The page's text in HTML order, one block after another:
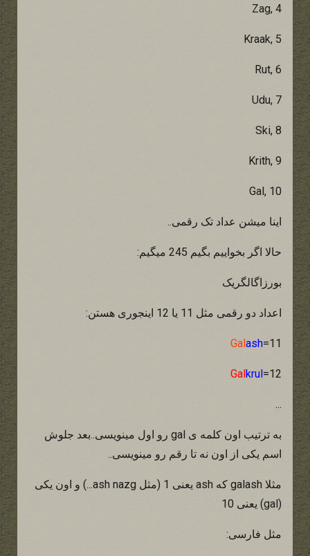
Zag, 4
Kraak, 5
Rut, 6
Udu, 7
Ski, 8
Krith, 9
Gal, 10
اینا میشن عداد تک رقمی..
حالا اگر بخواییم بگیم 245 میگیم:
بورزاگالگریک
اعداد دو رقمی مثل 11 یا 12 اینجوری هستن:
Galash=11
Galkrul=12
...
به ترتیب اون کلمه ی gal رو اول مینویسی..بعد جلوش
اسم یکی از اون نه تا رقم رو مینویسی..
مثلا galash که ash یعنی 1 (مثل ash nazg...) و اون یکی
(gal) یعنی 10
مثل فارسی: